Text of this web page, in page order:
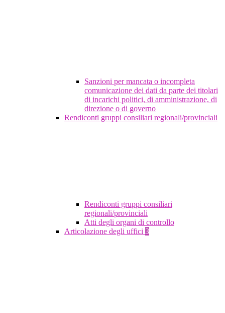
Sanzioni per mancata o incompleta
comunicazione dei dati da parte dei titolari
di incarichi politici, di amministrazione, di
direzione o di governo
Rendiconti gruppi consiliari regionali/provinciali
Rendiconti gruppi consiliari
regionali/provinciali
Atti degli organi di controllo
Articolazione degli uffici 3